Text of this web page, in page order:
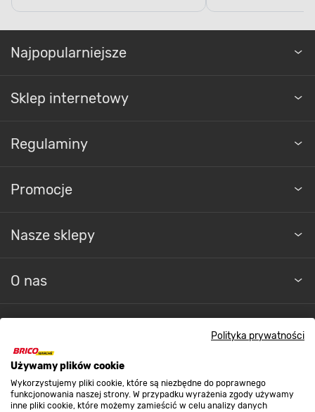
Polityka prywatności
Używamy plików cookie
Wykorzystujemy pliki cookie, które są niezbędne do poprawnego
funkcjonowania naszej strony. W przypadku wyrażenia zgody używamy
inne pliki cookie, które możemy zamieścić w celu analizy danych
Najpopularniejsze
Sklep internetowy
Regulaminy
Promocje
Nasze sklepy
O nas
Strefa biznesu